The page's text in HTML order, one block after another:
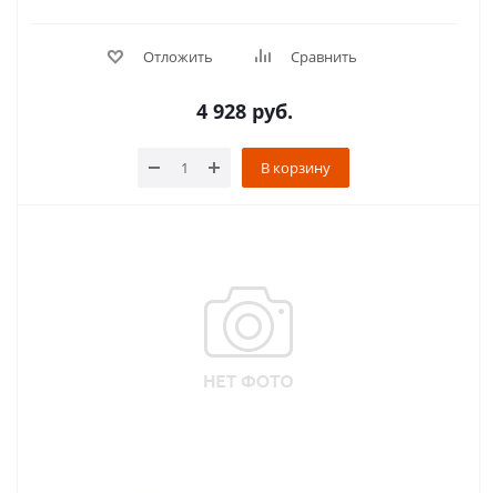
Отложить Сравнить
4 928 руб.
В корзину